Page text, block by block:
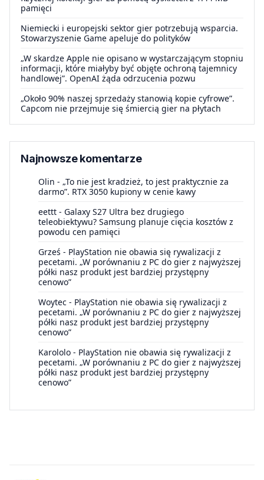
pamięci
Niemiecki i europejski sektor gier potrzebują wsparcia.
Stowarzyszenie Game apeluje do polityków
„W skardze Apple nie opisano w wystarczającym stopniu
informacji, które miałyby być objęte ochroną tajemnicy
handlowej”. OpenAI żąda odrzucenia pozwu
„Około 90% naszej sprzedaży stanowią kopie cyfrowe”.
Capcom nie przejmuje się śmiercią gier na płytach
Najnowsze komentarze
Olin - „To nie jest kradzież, to jest praktycznie za
darmo”. RTX 3050 kupiony w cenie kawy
eettt - Galaxy S27 Ultra bez drugiego
teleobiektywu? Samsung planuje cięcia kosztów z
powodu cen pamięci
Grześ - PlayStation nie obawia się rywalizacji z
pecetami. „W porównaniu z PC do gier z najwyższej
półki nasz produkt jest bardziej przystępny
cenowo”
Woytec - PlayStation nie obawia się rywalizacji z
pecetami. „W porównaniu z PC do gier z najwyższej
półki nasz produkt jest bardziej przystępny
cenowo”
Karololo - PlayStation nie obawia się rywalizacji z
pecetami. „W porównaniu z PC do gier z najwyższej
półki nasz produkt jest bardziej przystępny
cenowo”